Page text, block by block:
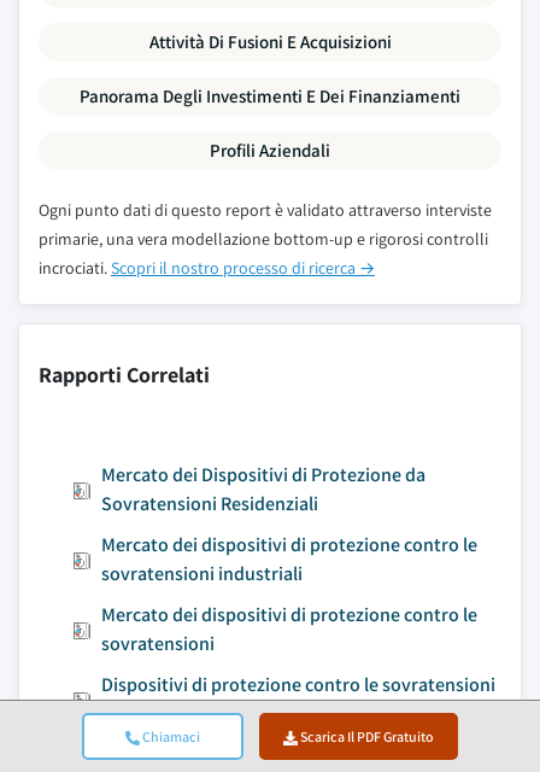
Chiamaci Scarica Il PDF Gratuito
Attività Di Fusioni E Acquisizioni
Panorama Degli Investimenti E Dei Finanziamenti
Profili Aziendali
Ogni punto dati di questo report è validato attraverso interviste
primarie, una vera modellazione bottom-up e rigorosi controlli
incrociati.Scopri il nostro processo di ricerca →
Rapporti Correlati
Mercato dei Dispositivi di Protezione da
Sovratensioni Residenziali
Mercato dei dispositivi di protezione contro le
sovratensioni industriali
Mercato dei dispositivi di protezione contro le
sovratensioni
Dispositivi di protezione contro le sovratensioni
commerciali di tipo 1